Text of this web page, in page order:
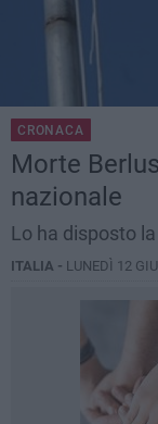
CRONACA
Morte
nazionale
Lo ha disposto
ITALIA - LUNEDÌ 12